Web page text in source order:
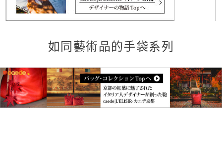
如同藝術品的手袋系列